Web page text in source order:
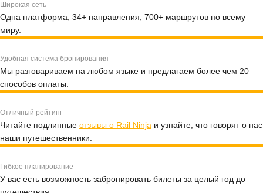
Широкая сеть
Одна платформа, 34+ направления, 700+ маршрутов по всему
миру.
Удобная система бронирования
Мы разговариваем на любом языке и предлагаем более чем 20
способов оплаты.
Отличный рейтинг
Читайте подлинные отзывы о Rail Ninja и узнайте, что говорят о нас
наши путешественники.
Гибкое планирование
У вас есть возможность забронировать билеты за целый год до